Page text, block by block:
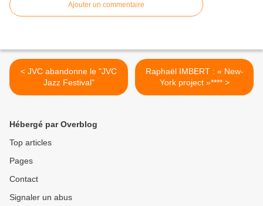
Ajouter un commentaire
< JVC abandonne le "JVC
Jazz Festival"
Raphaël IMBERT : « New-
York project »**** >
Hébergé par Overblog
Top articles
Pages
Contact
Signaler un abus